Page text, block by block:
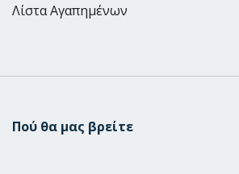
Λίστα Αγαπημένων
Πού θα μας βρείτε